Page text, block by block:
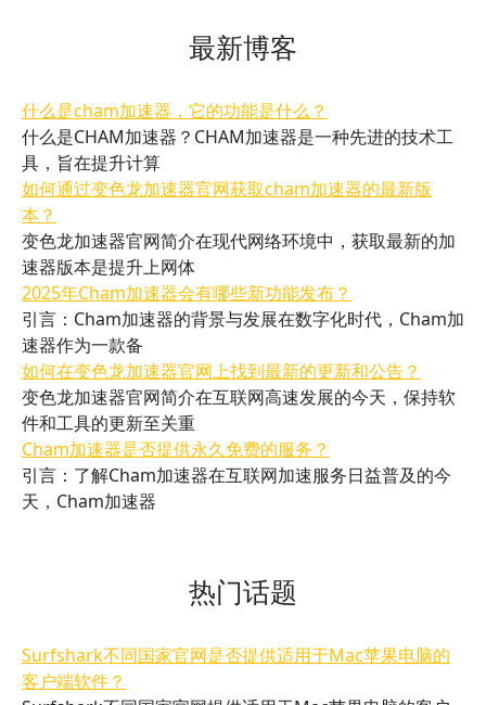
最新博客
什么是cham加速器，它的功能是什么？
什么是CHAM加速器？CHAM加速器是一种先进的技术工
具，旨在提升计算
如何通过变色龙加速器官网获取cham加速器的最新版
本？
变色龙加速器官网简介在现代网络环境中，获取最新的加
速器版本是提升上网体
2025年Cham加速器会有哪些新功能发布？
引言：Cham加速器的背景与发展在数字化时代，Cham加
速器作为一款备
如何在变色龙加速器官网上找到最新的更新和公告？
变色龙加速器官网简介在互联网高速发展的今天，保持软
件和工具的更新至关重
Cham加速器是否提供永久免费的服务？
引言：了解Cham加速器在互联网加速服务日益普及的今
天，Cham加速器
热门话题
Surfshark不同国家官网是否提供适用于Mac苹果电脑的
客户端软件？